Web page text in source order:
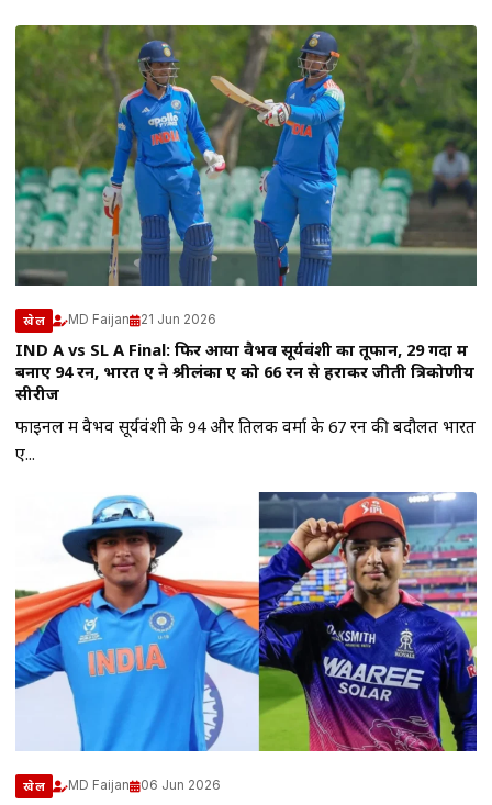
खेल MD Faijan 21 Jun 2026
IND A vs SL A Final: फिर आया वैभव सूर्यवंशी का तूफान, 29 गेंदों में
बनाए 94 रन, भारत ए ने श्रीलंका ए को 66 रन से हराकर जीती त्रिकोणीय
सीरीज
फाइनल में वैभव सूर्यवंशी के 94 और तिलक वर्मा के 67 रन की बदौलत भारत
ए...
खेल MD Faijan 06 Jun 2026